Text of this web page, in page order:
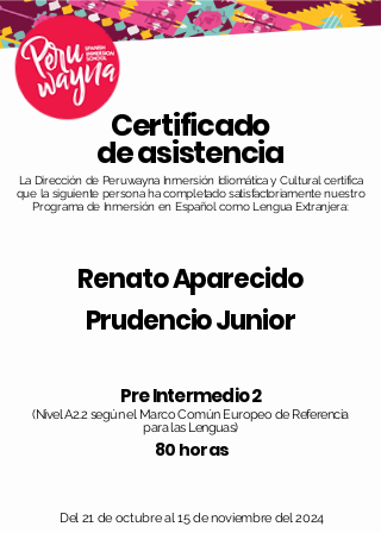
Certificado
de asistencia
La Dirección de Peruwayna Inmersión Idiomática y Cultural certifica
que la siguiente persona ha completado satisfactoriamente nuestro
Programa de Inmersión en Español como Lengua Extranjera:
Renato Aparecido
Prudencio Junior
Pre Intermedio 2
(Nivel A2.2 según el Marco Común Europeo de Referencia
para las Lenguas)
80 horas
Del 21 de octubre al 15 de noviembre del 2024